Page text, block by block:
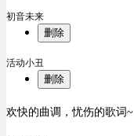
初音未来
删除
活动小丑
删除
欢快的曲调，忧伤的歌词~